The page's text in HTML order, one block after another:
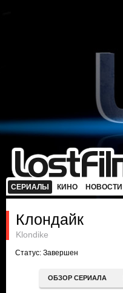
СЕРИАЛЫ КИНО НОВОСТИ
Клондайк
Klondike
Статус: Завершен
ОБЗОР СЕРИАЛА